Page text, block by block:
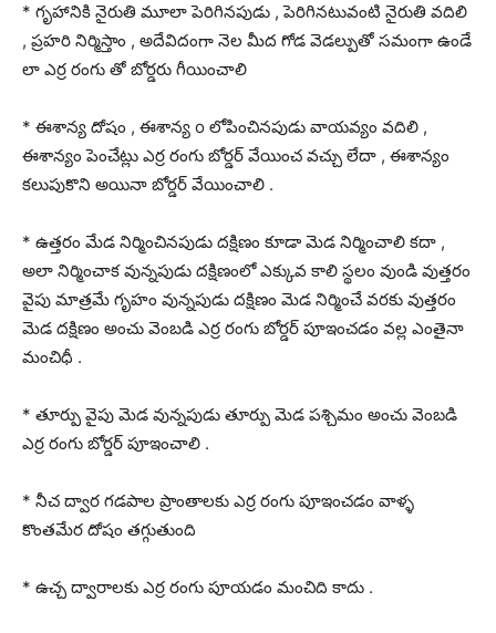
* గృహానికి నైరుతి మూలా పెరిగినపుడు , పెరిగినటువంటి నైరుతి వదిలి
, ప్రహరి నిర్మిస్తాం , అదేవిదంగా నెల మీద గోడ వెడల్పుతో సమంగా ఉండే
లా ఎర్ర రంగు తో బోర్డరు గీయించాలి
* ఈశాన్య దోషం , ఈశాన్య o లోపించినపుడు వాయవ్యం వదిలి ,
ఈశాన్యం పెంచేట్లు ఎర్ర రంగు బోర్డర్ వేయించ వచ్చు లేదా , ఈశాన్యం
కలుపుకొని అయినా బోర్డర్ వేయించాలి .
* ఉత్తరం మేడ నిర్మించినపుడు దక్షిణం కూడా మెడ నిర్మించాలి కదా ,
అలా నిర్మించాక వున్నపుడు దక్షిణంలో ఎక్కువ కాలి స్థలం వుండి వుత్తరం
వైపు మాత్రమే గృహం వున్నపుడు దక్షిణం మెడ నిర్మించే వరకు వుత్తరం
మెడ దక్షిణం అంచు వెంబడి ఎర్ర రంగు బోర్డర్ పూఇంచడం వల్ల ఎంతైనా
మంచిధీ .
* తూర్పు వైపు మెడ వున్నపుడు తూర్పు మెడ పశ్చిమం అంచు వెంబడి
ఎర్ర రంగు బోర్డర్ పూఇంచాలి .
* నీచ ద్వార గడపాల ప్రాంతాలకు ఎర్ర రంగు పూఇంచడం వాళ్ళ
కొంతమేర దోషం తగ్గుతుంది
* ఉచ్చ ద్వారాలకు ఎర్ర రంగు పూయడం మంచిది కాదు .